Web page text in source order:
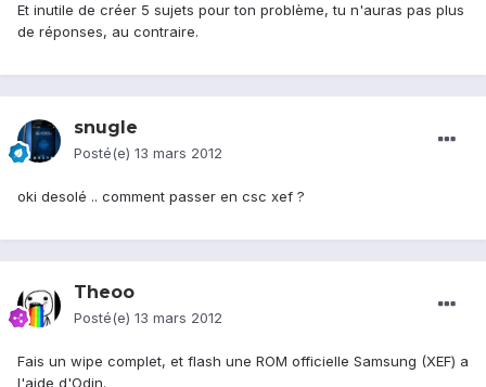
Et inutile de créer 5 sujets pour ton problème, tu n'auras pas plus
de réponses, au contraire.
snugle
Posté(e) 13 mars 2012
oki desolé .. comment passer en csc xef ?
Theoo
Posté(e) 13 mars 2012
Fais un wipe complet, et flash une ROM officielle Samsung (XEF) a
l'aide d'Odin.